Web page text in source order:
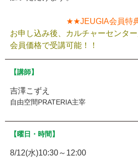
★★JEUGIA会員
お申し込み後、カルチャーセンタ
会員価格で受講可能！！
【講師】
吉澤こずえ
自由空間PRATERIA主宰
【曜日・時間】
8/12(水)10:30～12:00